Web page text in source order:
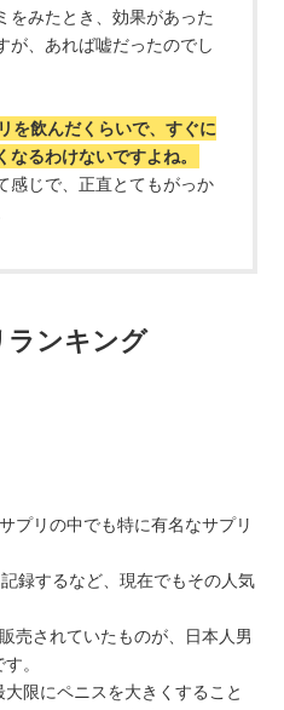
をみたとき、効果があった
が、あれば嘘だったのでし
を飲んだくらいで、すぐに
なるわけないですよね。
感じで、正直とてもがっか
ランキング
プリの中でも特に有名なサプリ
録するなど、現在でもその人気
売されていたものが、日本人男
。
限にペニスを大きくすること